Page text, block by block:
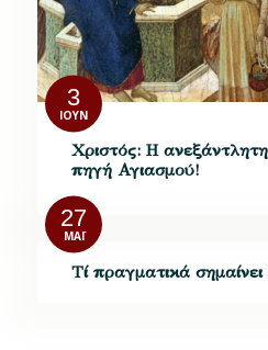
3
ΙΟΎΝ
Χριστός: Η
πηγή Αγιασμού!
27
ΜΆΙ
Τί πραγματικά